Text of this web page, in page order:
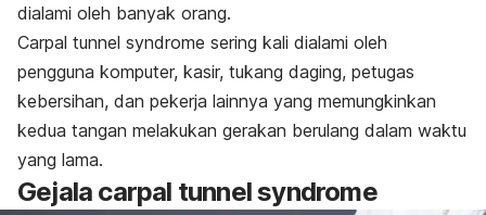
dialami oleh banyak orang.
Carpal tunnel syndrome sering kali dialami oleh
pengguna komputer, kasir, tukang daging, petugas
kebersihan, dan pekerja lainnya yang memungkinkan
kedua tangan melakukan gerakan berulang dalam waktu
yang lama.
Gejala carpal tunnel syndrome